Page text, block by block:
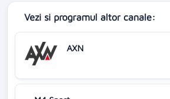
Vezi si programul altor canale:
AXN